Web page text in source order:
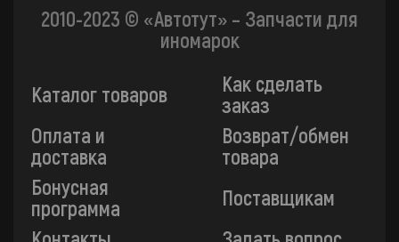
2010-2023 © «Автотут» – Запчасти для
иномарок
Каталог товаров
Как сделать
заказ
Оплата и
доставка
Возврат/обмен
товара
Бонусная
программа
Поставщикам